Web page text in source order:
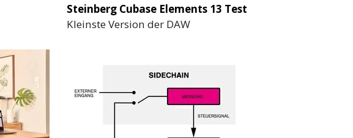
Steinberg Cubase Elements 13 Test
Kleinste Version der DAW